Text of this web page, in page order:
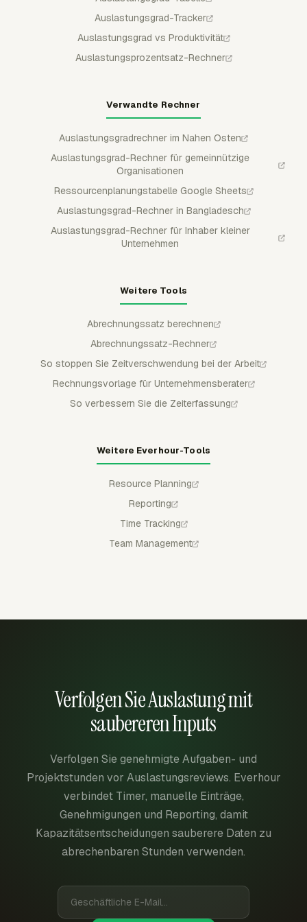
Auslastungsgrad-Tracker
Auslastungsgrad vs Produktivität
Auslastungsprozentsatz-Rechner
Verwandte Rechner
Auslastungsgradrechner im Nahen Osten
Auslastungsgrad-Rechner für gemeinnützige
Organisationen
Ressourcenplanungstabelle Google Sheets
Auslastungsgrad-Rechner in Bangladesch
Auslastungsgrad-Rechner für Inhaber kleiner
Unternehmen
Weitere Tools
Abrechnungssatz berechnen
Abrechnungssatz-Rechner
So stoppen Sie Zeitverschwendung bei der Arbeit
Rechnungsvorlage für Unternehmensberater
So verbessern Sie die Zeiterfassung
Weitere Everhour-Tools
Resource Planning
Reporting
Time Tracking
Team Management
Verfolgen Sie Auslastung mit
saubereren Inputs
Verfolgen Sie genehmigte Aufgaben- und
Projektstunden vor Auslastungsreviews. Everhour
verbindet Timer, manuelle Einträge,
Genehmigungen und Reporting, damit
Kapazitätsentscheidungen sauberere Daten zu
abrechenbaren Stunden verwenden.